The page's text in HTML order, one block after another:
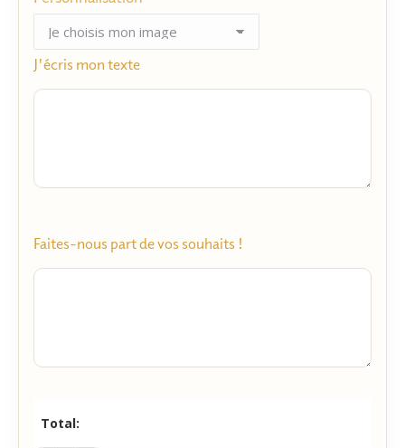
J'écris mon texte
Faites-nous part de vos souhaits !
Total: